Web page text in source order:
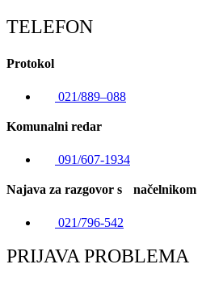
TELEFON
Protokol
021/889–088
Komunalni redar
091/607-1934
Najava za razgovor s načelnikom
021/796-542
PRIJAVA PROBLEMA